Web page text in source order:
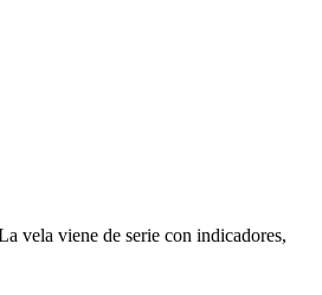
vela viene de serie con indicadores,